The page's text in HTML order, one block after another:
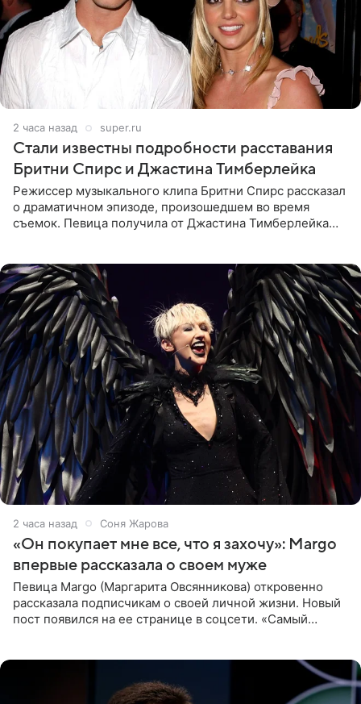
2 часа назад super.ru
Стали известны подробности расставания
Бритни Спирс и Джастина Тимберлейка
Режиссер музыкального клипа Бритни Спирс рассказал
о драматичном эпизоде, произошедшем во время
съемок. Певица получила от Джастина Тимберлейка
2 часа назад Соня Жарова
«Он покупает мне все, что я захочу»: Margo
впервые рассказала о своем муже
Певица Margo (Маргарита Овсянникова) откровенно
рассказала подписчикам о своей личной жизни. Новый
пост появился на ее странице в соцсети. «Самый